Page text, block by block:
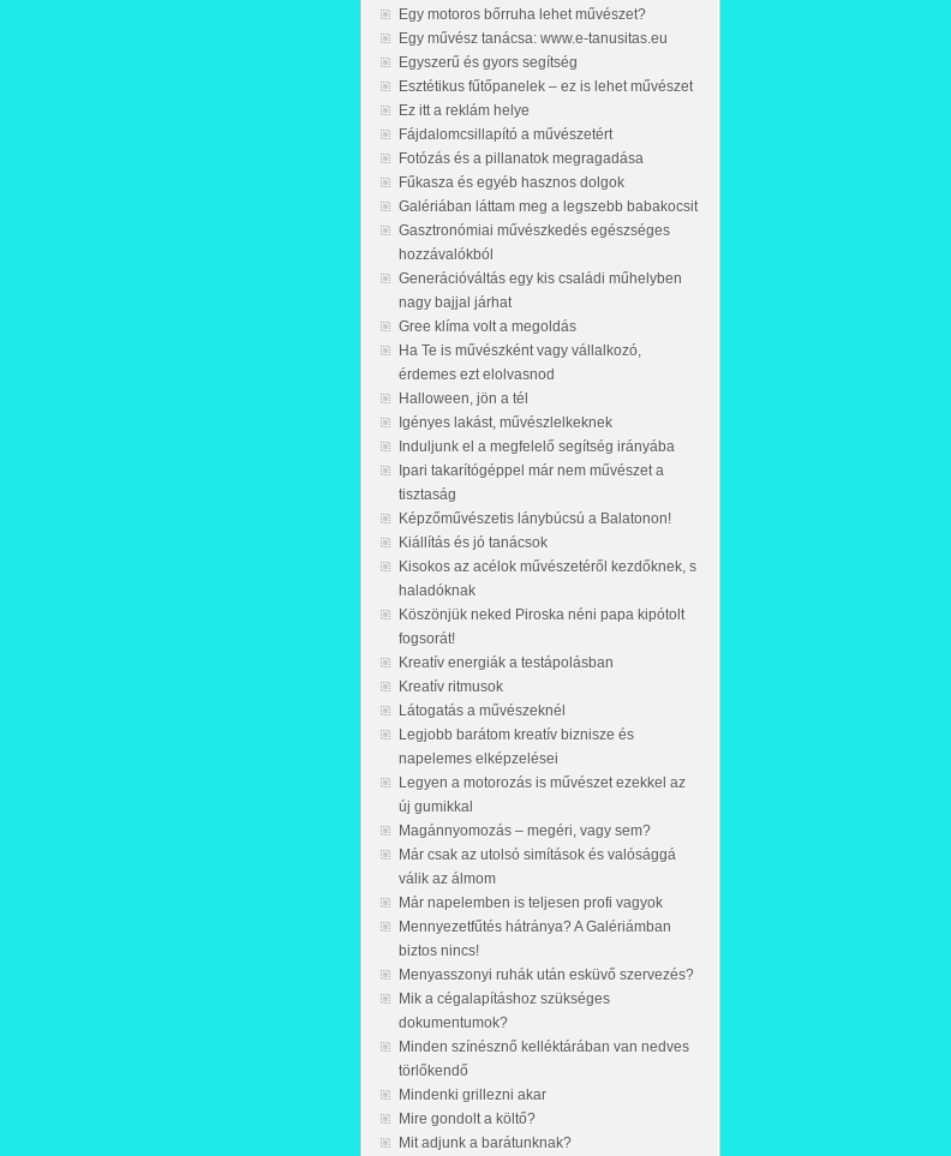
Egy motoros bőrruha lehet művészet?
Egy művész tanácsa: www.e-tanusitas.eu
Egyszerű és gyors segítség
Esztétikus fűtőpanelek – ez is lehet művészet
Ez itt a reklám helye
Fájdalomcsillapító a művészetért
Fotózás és a pillanatok megragadása
Fűkasza és egyéb hasznos dolgok
Galériában láttam meg a legszebb babakocsit
Gasztronómiai művészkedés egészséges
hozzávalókból
Generációváltás egy kis családi műhelyben
nagy bajjal járhat
Gree klíma volt a megoldás
Ha Te is művészként vagy vállalkozó,
érdemes ezt elolvasnod
Halloween, jön a tél
Igényes lakást, művészlelkeknek
Induljunk el a megfelelő segítség irányába
Ipari takarítógéppel már nem művészet a
tisztaság
Képzőművészetis lánybúcsú a Balatonon!
Kiállítás és jó tanácsok
Kisokos az acélok művészetéről kezdőknek, s
haladóknak
Köszönjük neked Piroska néni papa kipótolt
fogsorát!
Kreatív energiák a testápolásban
Kreatív ritmusok
Látogatás a művészeknél
Legjobb barátom kreatív biznisze és
napelemes elképzelései
Legyen a motorozás is művészet ezekkel az
új gumikkal
Magánnyomozás – megéri, vagy sem?
Már csak az utolsó simítások és valósággá
válik az álmom
Már napelemben is teljesen profi vagyok
Mennyezetfűtés hátránya? A Galériámban
biztos nincs!
Menyasszonyi ruhák után esküvő szervezés?
Mik a cégalapításhoz szükséges
dokumentumok?
Minden színésznő kelléktárában van nedves
törlőkendő
Mindenki grillezni akar
Mire gondolt a költő?
Mit adjunk a barátunknak?